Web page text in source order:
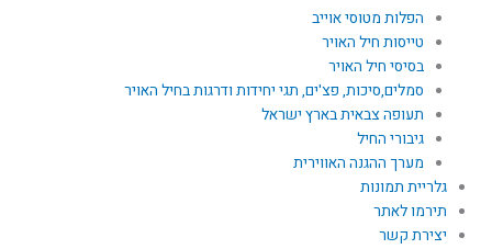
הפלות מטוסי אוייב
טייסות חיל האויר
בסיסי חיל האויר
סמלים,סיכות, פצ'ים, תגי יחידות ודרגות בחיל האויר
תעופה צבאית בארץ ישראל
גיבורי החיל
מערך ההגנה האווירית
גלריית תמונות
תירמו לאתר
יצירת קשר